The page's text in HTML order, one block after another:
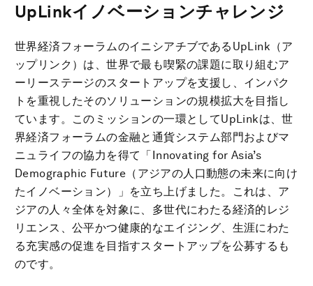
UpLinkイノベーションチャレンジ
世界経済フォーラムのイニシアチブであるUpLink（ア
ップリンク）は、世界で最も喫緊の課題に取り組むア
ーリーステージのスタートアップを支援し、インパク
トを重視したそのソリューションの規模拡大を目指し
ています。このミッションの一環としてUpLinkは、世
界経済フォーラムの金融と通貨システム部門およびマ
ニュライフの協力を得て「Innovating for Asia’s
Demographic Future（アジアの人口動態の未来に向け
たイノベーション）」を立ち上げました。これは、ア
ジアの人々全体を対象に、多世代にわたる経済的レジ
リエンス、公平かつ健康的なエイジング、生涯にわた
る充実感の促進を目指すスタートアップを公募するも
のです。